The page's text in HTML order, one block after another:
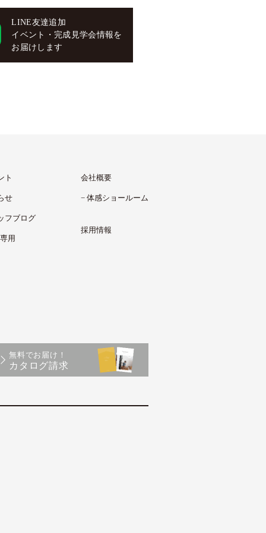
LINE友達追加
イベント・完成見学会情報を
お届けします
ト
せ
フブログ
用
会社概要
体感ショールーム
採用情報
無料でお届け！
カタログ請求